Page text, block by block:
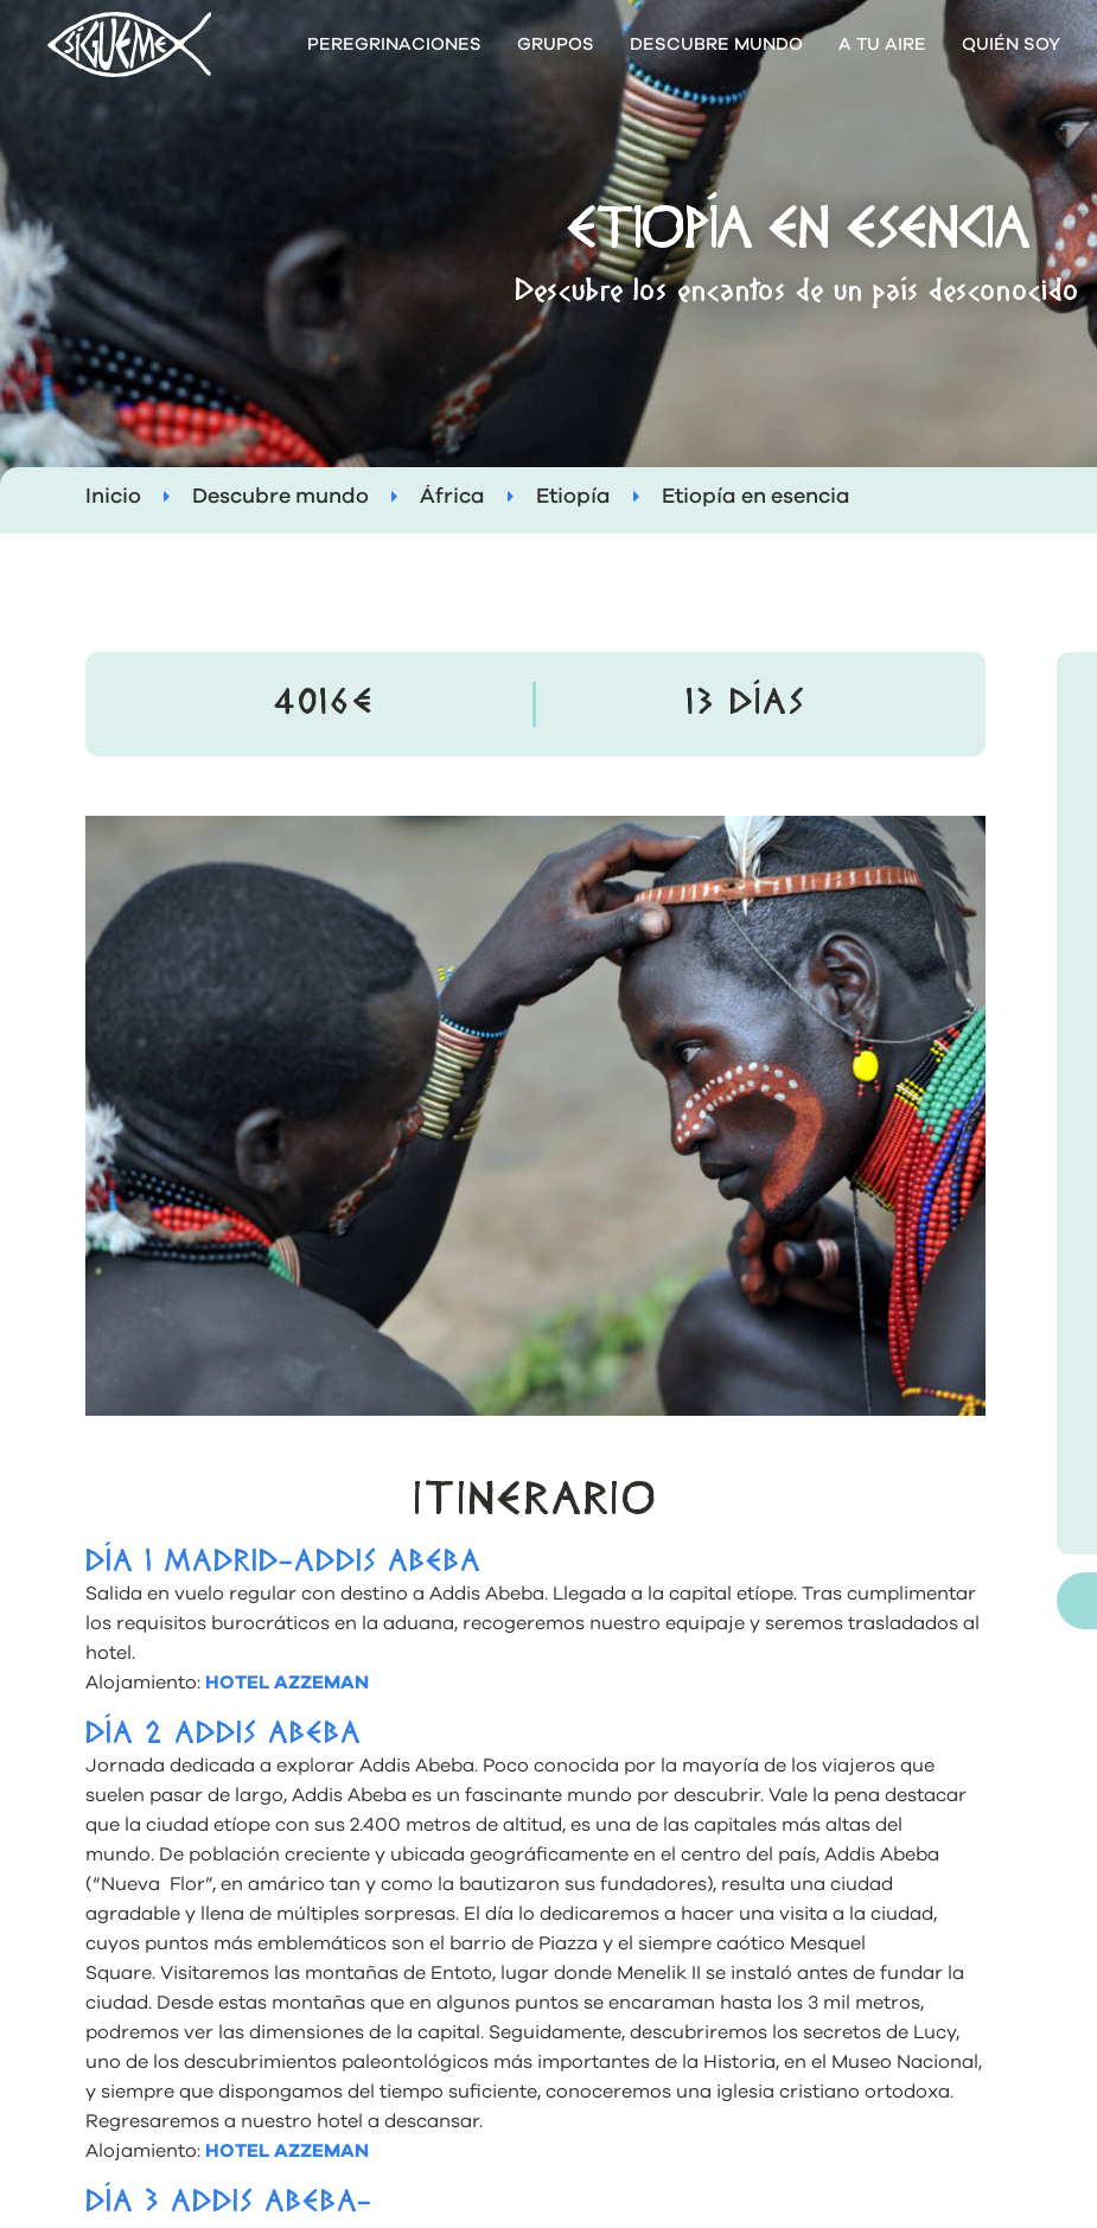
PEREGRINACIONES GRUPOS DESCUBRE MUNDO A TU AIRE QUIÉN SOY
ETIOPÍA EN ESENCIA
Descubre los encantos de un país desconocido
Inicio Descubre mundo África Etiopía Etiopía en esencia
4016€ 13 DÍAS
ITINERARIO
DÍA 1 MADRID-ADDIS ABEBA
Salida en vuelo regular con destino a Addis Abeba. Llegada a la capital etíope. Tras cumplimentar
los requisitos burocráticos en la aduana, recogeremos nuestro equipaje y seremos trasladados al
hotel.
Alojamiento: HOTEL AZZEMAN
DÍA 2 ADDIS ABEBA
Jornada dedicada a explorar Addis Abeba. Poco conocida por la mayoría de los viajeros que
suelen pasar de largo, Addis Abeba es un fascinante mundo por descubrir. Vale la pena destacar
que la ciudad etíope con sus 2.400 metros de altitud, es una de las capitales más altas del
mundo. De población creciente y ubicada geográficamente en el centro del país, Addis Abeba
(“Nueva Flor”, en amárico tan y como la bautizaron sus fundadores), resulta una ciudad
agradable y llena de múltiples sorpresas. El día lo dedicaremos a hacer una visita a la ciudad,
cuyos puntos más emblemáticos son el barrio de Piazza y el siempre caótico Mesquel
Square. Visitaremos las montañas de Entoto, lugar donde Menelik II se instaló antes de fundar la
ciudad. Desde estas montañas que en algunos puntos se encaraman hasta los 3 mil metros,
podremos ver las dimensiones de la capital. Seguidamente, descubriremos los secretos de Lucy,
uno de los descubrimientos paleontológicos más importantes de la Historia, en el Museo Nacional,
y siempre que dispongamos del tiempo suficiente, conoceremos una iglesia cristiano ortodoxa.
Regresaremos a nuestro hotel a descansar.
Alojamiento: HOTEL AZZEMAN
DÍA 3 ADDIS ABEBA-